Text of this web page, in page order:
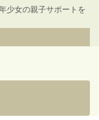
少女の親子サポートを